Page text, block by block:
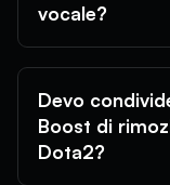
vocale?
Devo
Boost di
Dota2?